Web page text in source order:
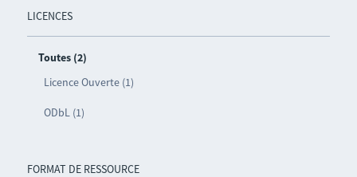
LICENCES
Toutes (2)
Licence Ouverte (1)
ODbL (1)
FORMAT DE RESSOURCE